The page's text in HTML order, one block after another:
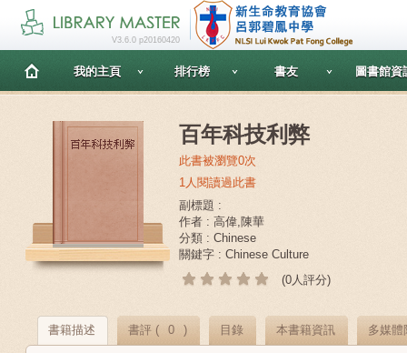
V3.6.0 p20160420
我的主頁 排行榜 書友 圖書館資
百年科技利弊
此書被瀏覽0次
1人閱讀過此書
副標題 :
作者 : 高偉,陳華
分類 : Chinese
關鍵字 : Chinese Culture
(0人評分)
書籍描述 書評 ( 0 ) 目錄 本書籍資訊 多媒體